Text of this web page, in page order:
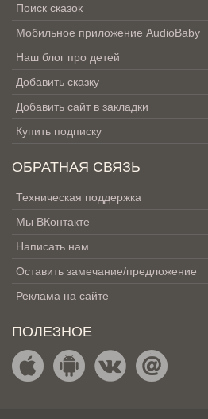
Поиск сказок
Мобильное приложение AudioBaby
Наш блог про детей
Добавить сказку
Добавить сайт в закладки
Купить подписку
ОБРАТНАЯ СВЯЗЬ
Техническая поддержка
Мы ВКонтакте
Написать нам
Оставить замечание/предложение
Реклама на сайте
ПОЛЕЗНОЕ